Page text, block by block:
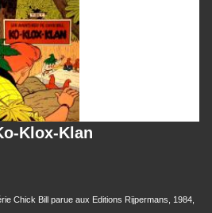
Klox-Klan
Chick Bill parue aux Editions Rijpermans, 1984,